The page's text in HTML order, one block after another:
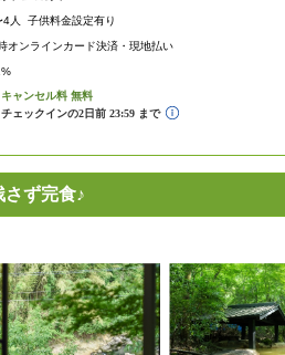
4人 子供料金設定有り
オンラインカード決済・現地払い
さず完食♪